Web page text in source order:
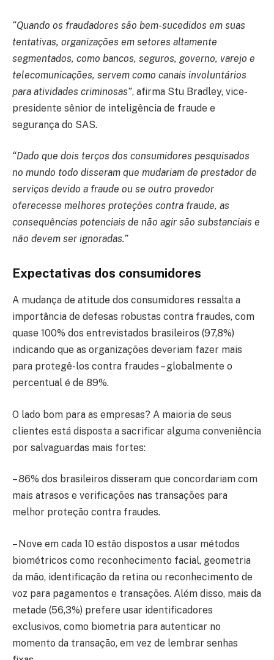
“Quando os fraudadores são bem-sucedidos em suas
tentativas, organizações em setores altamente
segmentados, como bancos, seguros, governo, varejo e
telecomunicações, servem como canais involuntários
para atividades criminosas”, afirma Stu Bradley, vice-
presidente sênior de inteligência de fraude e
segurança do SAS.
“Dado que dois terços dos consumidores pesquisados
no mundo todo disseram que mudariam de prestador de
serviços devido a fraude ou se outro provedor
oferecesse melhores proteções contra fraude, as
consequências potenciais de não agir são substanciais e
não devem ser ignoradas.”
Expectativas dos consumidores
A mudança de atitude dos consumidores ressalta a
importância de defesas robustas contra fraudes, com
quase 100% dos entrevistados brasileiros (97,8%)
indicando que as organizações deveriam fazer mais
para protegê-los contra fraudes – globalmente o
percentual é de 89%.
O lado bom para as empresas? A maioria de seus
clientes está disposta a sacrificar alguma conveniência
por salvaguardas mais fortes:
– 86% dos brasileiros disseram que concordariam com
mais atrasos e verificações nas transações para
melhor proteção contra fraudes.
– Nove em cada 10 estão dispostos a usar métodos
biométricos como reconhecimento facial, geometria
da mão, identificação da retina ou reconhecimento de
voz para pagamentos e transações. Além disso, mais da
metade (56,3%) prefere usar identificadores
exclusivos, como biometria para autenticar no
momento da transação, em vez de lembrar senhas